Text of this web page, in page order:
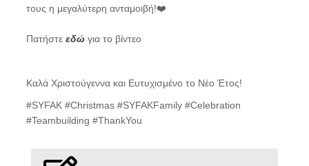
τους η μεγαλύτερη ανταμοιβή!❤️
Πατήστε εδώγια το βίντεο
Καλά Χριστούγεννα και Ευτυχισμένο το Νέο Έτος!
#SYFAK #Christmas #SYFAKFamily #Celebration
#Teambuilding #ThankYou